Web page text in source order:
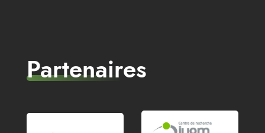
Partenaires